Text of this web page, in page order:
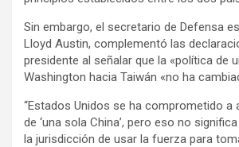
Sin embargo, el secretario de Defensa
Lloyd Austin, complementó las
presidente al señalar que la «política de
Washington hacia Taiwán «no ha
“Estados Unidos se ha comprometido a
de ‘una sola China’, pero eso no
la jurisdicción de usar la fuerza para